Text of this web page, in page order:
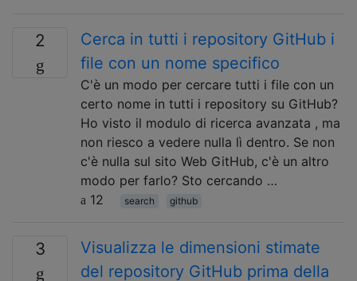
2
Cerca in tutti i repository GitHub i
file con un nome specifico
C'è un modo per cercare tutti i file con un
certo nome in tutti i repository su GitHub?
Ho visto il modulo di ricerca avanzata , ma
non riesco a vedere nulla lì dentro. Se non
c'è nulla sul sito Web GitHub, c'è un altro
modo per farlo? Sto cercando …
12
search github
3
Visualizza le dimensioni stimate
del repository GitHub prima della